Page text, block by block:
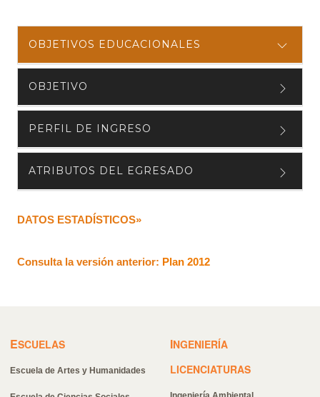
OBJETIVOS EDUCACIONALES
OBJETIVO
PERFIL DE INGRESO
ATRIBUTOS DEL EGRESADO
DATOS ESTADÍSTICOS»
Consulta la versión anterior: Plan 2012
ESCUELAS
Escuela de Artes y Humanidades
INGENIERÍA
LICENCIATURAS